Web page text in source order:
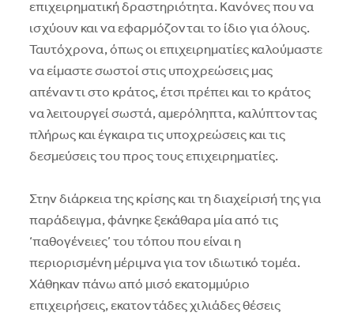
επιχειρηματική δραστηριότητα. Κανόνες που να
ισχύουν και να εφαρμόζονται το ίδιο για όλους.
Ταυτόχρονα, όπως οι επιχειρηματίες καλούμαστε
να είμαστε σωστοί στις υποχρεώσεις μας
απέναντι στο κράτος, έτσι πρέπει και το κράτος
να λειτουργεί σωστά, αμερόληπτα, καλύπτοντας
πλήρως και έγκαιρα τις υποχρεώσεις και τις
δεσμεύσεις του προς τους επιχειρηματίες.
Στην διάρκεια της κρίσης και τη διαχείρισή της για
παράδειγμα, φάνηκε ξεκάθαρα μία από τις
‘παθογένειες’ του τόπου που είναι η
περιορισμένη μέριμνα για τον ιδιωτικό τομέα.
Χάθηκαν πάνω από μισό εκατομμύριο
επιχειρήσεις, εκατοντάδες χιλιάδες θέσεις